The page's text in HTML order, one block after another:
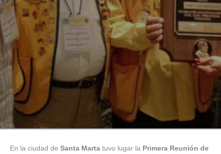
En la ciudad de Santa Marta tuvo lugar la Primera Reunión de